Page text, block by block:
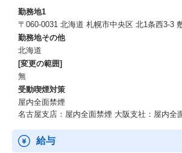
勤務地1
〒060-0031 北海道 札幌市中央区 北1条⻄3-3
勤務地その他
北海道
[変更の範囲]
無
受動喫煙対策
屋内全面禁煙
名古屋支店：屋内全面禁煙 大阪支社：屋内全
給与